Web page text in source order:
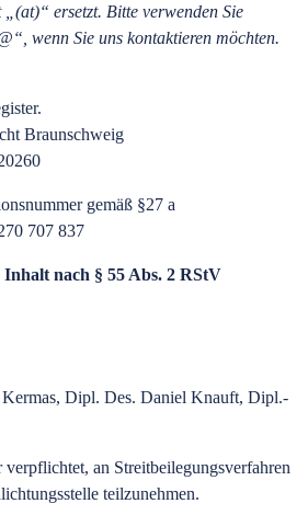
ersetzt. Bitte verwenden Sie
wenn Sie uns kontaktieren möchten.
Braunschweig
gemäß §27 a
707 837
nach § 55 Abs. 2 RStV
Dipl. Des. Daniel Knauft, Dipl.-
an Streitbeilegungsverfahren
teilzunehmen.